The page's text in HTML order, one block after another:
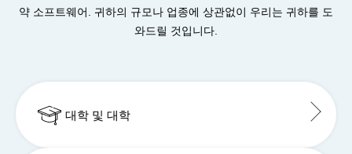
약 소프트웨어. 귀하의 규모나 업종에 상관없이 우리는 귀하를 도
와드릴 것입니다.
대학 및 대학